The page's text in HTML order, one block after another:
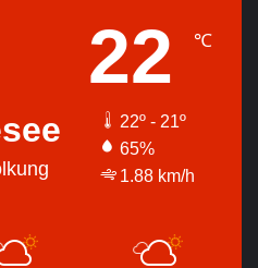
22 ℃
22º - 21º
65%
1.88 km/h